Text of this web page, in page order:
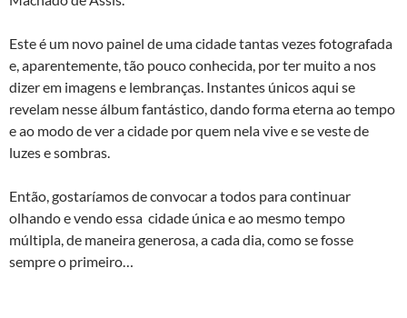
Este é um novo painel de uma cidade tantas vezes fotografada
e, aparentemente, tão pouco conhecida, por ter muito a nos
dizer em imagens e lembranças. Instantes únicos aqui se
revelam nesse álbum fantástico, dando forma eterna ao tempo
e ao modo de ver a cidade por quem nela vive e se veste de
luzes e sombras.
Então, gostaríamos de convocar a todos para continuar
olhando e vendo essa cidade única e ao mesmo tempo
múltipla, de maneira generosa, a cada dia, como se fosse
sempre o primeiro…